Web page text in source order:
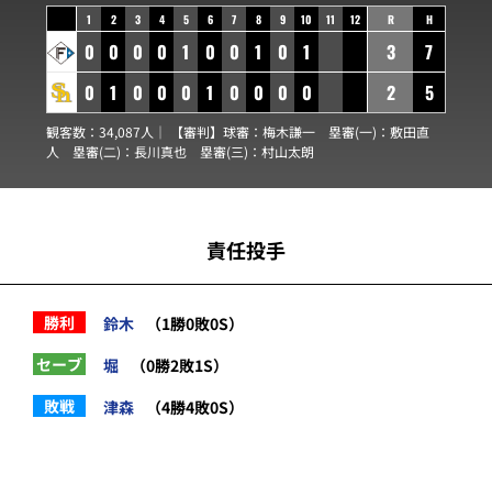
1 2 3 4 5 6 7 8 9 10 11 12
0 0 0 0 1 0 0 1 0
1
0
1 0 0 0 1 0 0 0 0
R H
3
7
2
5
観客数：34,087人｜ 【審判】球審： 梅木謙一 塁審(一)： 敷田直
人
塁審(二)： 長川真也 塁審(三)： 村山太朗
責任投手
勝利 鈴木
（1勝0敗0S）
セーブ
堀
（0勝2敗1S）
敗戦
津森 （4勝4敗0S）